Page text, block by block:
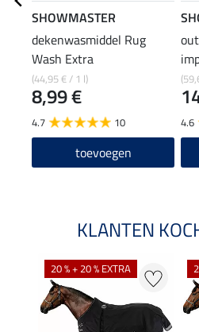
SHOWMASTER
dekenwasmiddel Rug
Wash Extra
(44,95 € / 1 l)
8,99 €
4.7 10
toevoegen
4.6
KLANTEN
20 % + 20 % EXTRA